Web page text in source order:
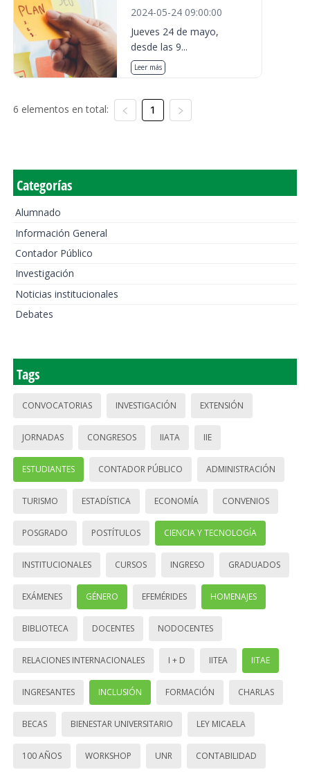
2024-05-24 09:00:00
Jueves 24 de mayo,
desde las 9...
Leer más
6 elementos en total: 1
Categorías
Alumnado
Información General
Contador Público
Investigación
Noticias institucionales
Debates
Tags
CONVOCATORIAS INVESTIGACIÓN EXTENSIÓN
JORNADAS CONGRESOS IIATA IIE
ESTUDIANTES CONTADOR PÚBLICO ADMINISTRACIÓN
TURISMO ESTADÍSTICA ECONOMÍA CONVENIOS
POSGRADO POSTÍTULOS CIENCIA Y TECNOLOGÍA
INSTITUCIONALES CURSOS INGRESO GRADUADOS
EXÁMENES GÉNERO EFEMÉRIDES HOMENAJES
BIBLIOTECA DOCENTES NODOCENTES
RELACIONES INTERNACIONALES I + D IITEA IITAE
INGRESANTES INCLUSIÓN FORMACIÓN CHARLAS
BECAS BIENESTAR UNIVERSITARIO LEY MICAELA
100 AÑOS WORKSHOP UNR CONTABILIDAD